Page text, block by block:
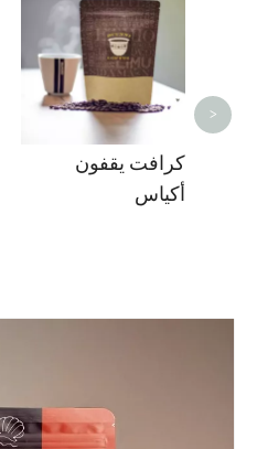
كرافت يقفون
أكياس
>